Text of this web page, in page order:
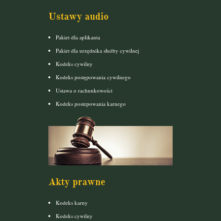
Ustawy audio
Pakiet dla aplikanta
Pakiet dla urzędnika służby cywilnej
Kodeks cywilny
Kodeks postępowania cywilnego
Ustawa o rachunkowości
Kodeks postepowania karnego
Akty prawne
Kodeks karny
Kodeks cywilny